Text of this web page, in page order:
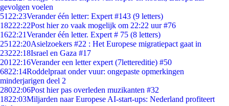
gevolgen voelen
51 22:23Verander één letter: Expert #143 (9 letters)
18222:22Post hier zo vaak mogelijk om 22:22 uur #76
1622:21Verander één letter. Expert # 75 (8 letters)
251 22:20Asielzoekers #22 : Het Europese migratiepact gaat in
23222:18Israel en Gaza #17
201 22:16Verander een letter expert (7lettereditie) #50
6822:14Roddelpraat onder vuur: ongepaste opmerkingen
minderjarigen deel 2
28022:06Post hier pas overleden muzikanten #32
1822:03Miljarden naar Europese AI-start-ups: Nederland profiteert